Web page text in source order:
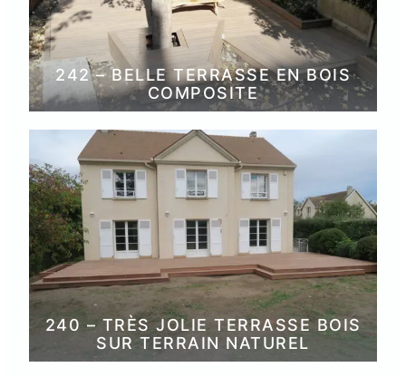
242 – BELLE TERRASSE EN BOIS
COMPOSITE
240 – TRÈS JOLIE TERRASSE BOIS
SUR TERRAIN NATUREL